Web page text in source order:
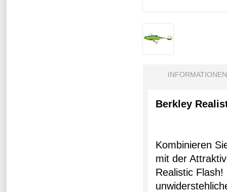
INFORMATIONEN
Berkley
Kombinieren
mit der
Realistic